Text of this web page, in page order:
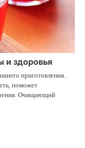
и здоровья
приготовления.
поможет
Очищающий